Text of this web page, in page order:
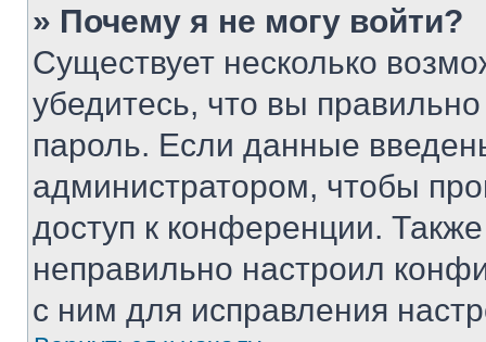
» Почему я не могу войти?
Существует несколько
убедитесь, что вы
пароль. Если данные
администратором, чтобы
доступ к конференции.
неправильно настроил
с ним для исправления